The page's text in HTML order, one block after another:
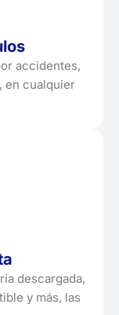
accidentes,
en cualquier
descargada,
y más, las